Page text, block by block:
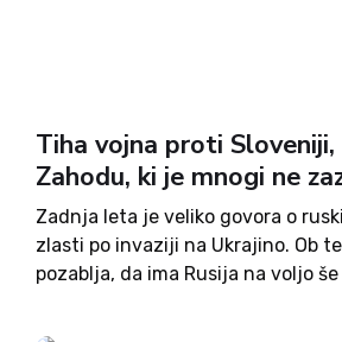
Tiha vojna proti Sloveniji,
Zahodu, ki je mnogi ne
Zadnja leta je veliko govora o
zlasti po invaziji na Ukrajino. Ob
pozablja, da ima Rusija na voljo
Nato. Ko nekdo sliši besedo...